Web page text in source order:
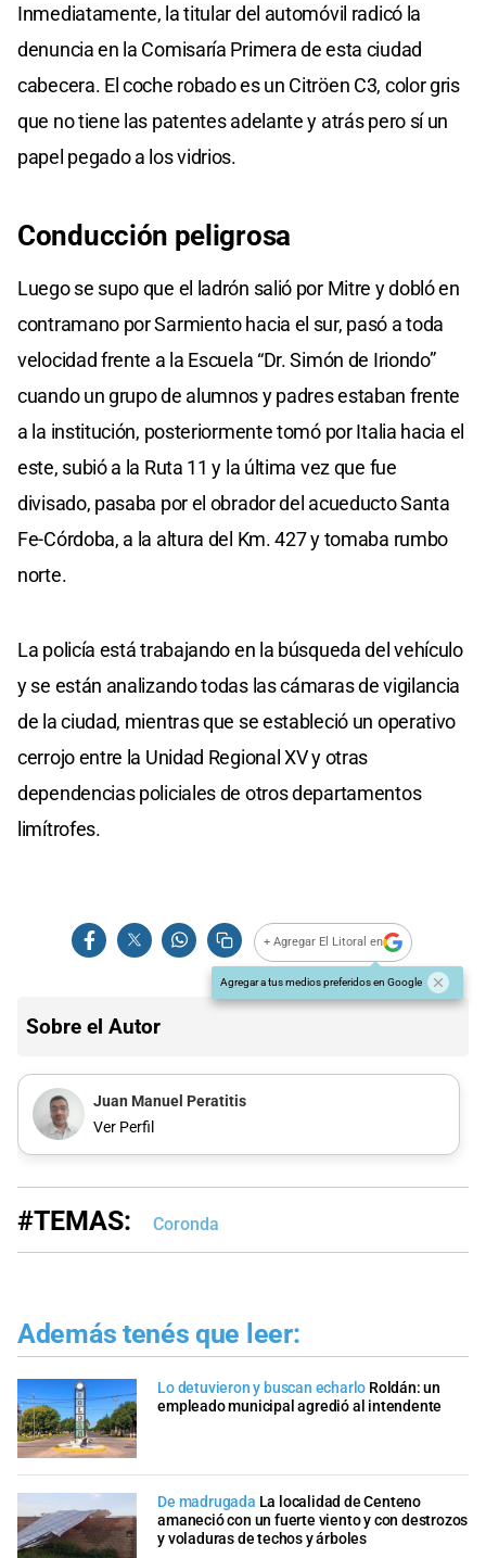
Inmediatamente, la titular del automóvil radicó la
denuncia en la Comisaría Primera de esta ciudad
cabecera. El coche robado es un Citröen C3, color gris
que no tiene las patentes adelante y atrás pero sí un
papel pegado a los vidrios.
Conducción peligrosa
Luego se supo que el ladrón salió por Mitre y dobló en
contramano por Sarmiento hacia el sur, pasó a toda
velocidad frente a la Escuela “Dr. Simón de Iriondo”
cuando un grupo de alumnos y padres estaban frente
a la institución, posteriormente tomó por Italia hacia el
este, subió a la Ruta 11 y la última vez que fue
divisado, pasaba por el obrador del acueducto Santa
Fe-Córdoba, a la altura del Km. 427 y tomaba rumbo
norte.
La policía está trabajando en la búsqueda del vehículo
y se están analizando todas las cámaras de vigilancia
de la ciudad, mientras que se estableció un operativo
cerrojo entre la Unidad Regional XV y otras
dependencias policiales de otros departamentos
limítrofes.
+ Agregar El Litoral en
Agregar a tus medios preferidos en Google
Sobre el Autor
Juan Manuel Peratitis
Ver Perfil
#TEMAS: Coronda
Además tenés que leer:
Lo detuvieron y buscan echarlo Roldán: un
empleado municipal agredió al intendente
De madrugada La localidad de Centeno
amaneció con un fuerte viento y con destrozos
y voladuras de techos y árboles